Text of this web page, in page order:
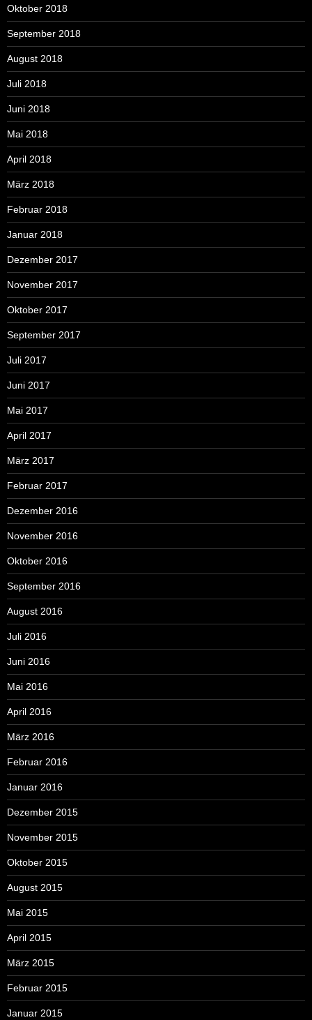
Oktober 2018
September 2018
August 2018
Juli 2018
Juni 2018
Mai 2018
April 2018
März 2018
Februar 2018
Januar 2018
Dezember 2017
November 2017
Oktober 2017
September 2017
Juli 2017
Juni 2017
Mai 2017
April 2017
März 2017
Februar 2017
Dezember 2016
November 2016
Oktober 2016
September 2016
August 2016
Juli 2016
Juni 2016
Mai 2016
April 2016
März 2016
Februar 2016
Januar 2016
Dezember 2015
November 2015
Oktober 2015
August 2015
Mai 2015
April 2015
März 2015
Februar 2015
Januar 2015